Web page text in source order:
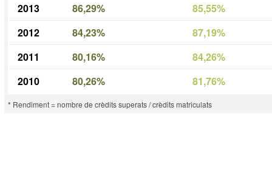
2013
86,29%
85,55%
2012
84,23%
87,19%
2011
80,16%
84,26%
2010
80,26% 81,76%
* Rendiment = nombre de crèdits superats / crèdits matriculats